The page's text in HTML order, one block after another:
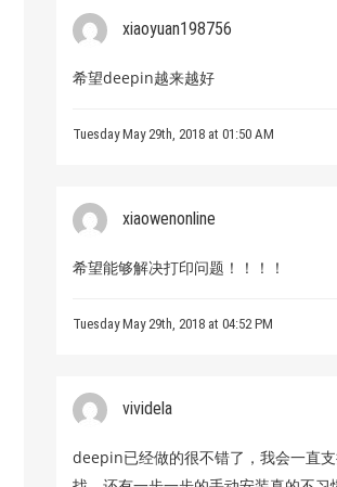
xiaoyuan198756
希望deepin越来越好
Tuesday May 29th, 2018 at 01:50 AM
xiaowenonline
希望能够解决打印问题！！！！
Tuesday May 29th, 2018 at 04:52 PM
vividela
deepin已经做的很不错了，我会一直